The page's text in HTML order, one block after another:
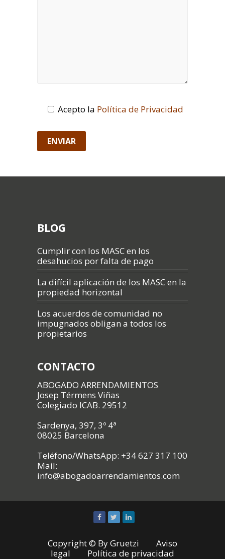
Acepto la Política de Privacidad
BLOG
Cumplir con los MASC en los
desahucios por falta de pago
La difícil aplicación de los MASC en la
propiedad horizontal
Los acuerdos de comunidad no
impugnados obligan a todos los
propietarios
CONTACTO
ABOGADO ARRENDAMIENTOS
Josep Térmens Viñas
Colegiado ICAB. 29512
Sardenya, 397, 3º 4ª
08025 Barcelona
Teléfono/WhatsApp: +34 627 317 100
Mail:
info@abogadoarrendamientos.com
Copyright © ByGruetzi
Aviso
legal
Política de privacidad